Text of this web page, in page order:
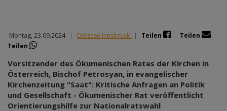
Montag, 23.09.2024 | Diözese Innsbruck | Teilen
Teilen
Teilen
Vorsitzender des Ökumenischen Rates der Kirchen in
Österreich, Bischof Petrosyan, in evangelischer
Kirchenzeitung "Saat": Kritische Anfragen an Politik
und Gesellschaft - Ökumenischer Rat veröffentlicht
Orientierungshilfe zur Nationalratswahl